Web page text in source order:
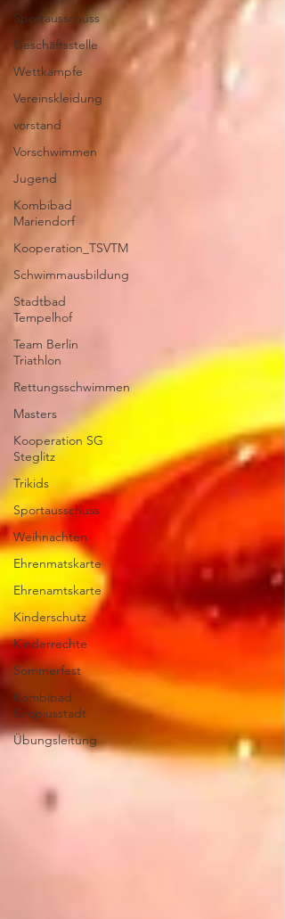
Sportausschuss
Geschäftsstelle
Wettkämpfe
Vereinskleidung
vorstand
Vorschwimmen
Jugend
Kombibad
Mariendorf
Kooperation_TSVTM
Schwimmausbildung
Stadtbad
Tempelhof
Team Berlin
Triathlon
Rettungsschwimmen
Masters
Kooperation SG
Steglitz
Trikids
Sportausschuss
Weihnachten
Ehrenmatskarte
Ehrenamtskarte
Kinderschutz
Kinderrechte
Sommerfest
Kombibad
Gropiusstadt
Übungsleitung